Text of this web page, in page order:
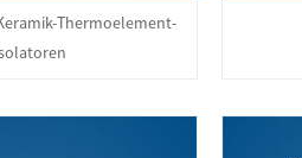
Thermoelement-